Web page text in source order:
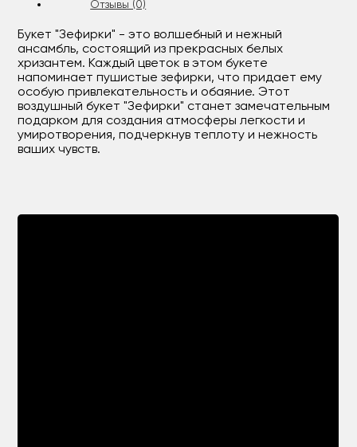
Отзывы (0)
Букет "Зефирки" - это волшебный и нежный
ансамбль, состоящий из прекрасных белых
хризантем. Каждый цветок в этом букете
напоминает пушистые зефирки, что придает ему
особую привлекательность и обаяние. Этот
воздушный букет "Зефирки" станет замечательным
подарком для создания атмосферы легкости и
умиротворения, подчеркнув теплоту и нежность
ваших чувств.